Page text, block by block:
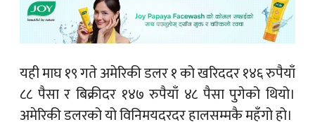
यही माघ १९ गते अमेरिकी डलर १ को खरिददर १४६ रुपैयाँ
८८ पैसा र बिक्रीदर १४७ रुपैयाँ ४८ पैसा पुगेको थियो।
अमेरिकी डलरको यो विनिमयदरदर हालसम्मकै महँगो हो।